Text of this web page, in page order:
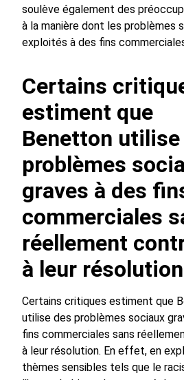
soulève également des
à la manière dont les problèmes
exploités à des fins
Certains
estiment que
Benetton utilise
problèmes
graves à des
commerciales
réellement
à leur
Certains critiques estiment que
utilise des problèmes sociaux
fins commerciales sans
à leur résolution. En effet, en
thèmes sensibles tels que le